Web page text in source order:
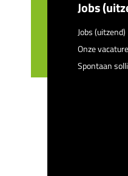
Jobs
Jobs (uitzend)
Onze
Spontaan